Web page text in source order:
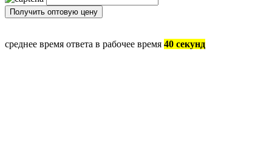
среднее время ответа в рабочее время 40 секунд